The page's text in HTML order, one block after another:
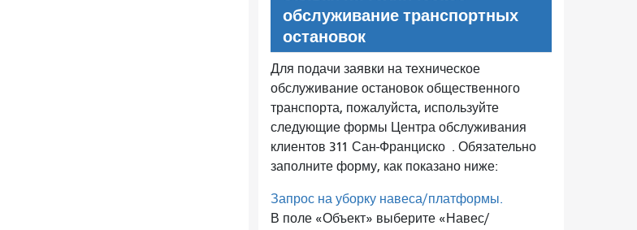
обслуживание транспортных
остановок
Для подачи заявки на техническое
обслуживание остановок общественного
транспорта, пожалуйста, используйте
следующие формы Центра обслуживания
клиентов 311 Сан-Франциско . Обязательно
заполните форму, как показано ниже:
Запрос на уборку навеса/платформы.
В поле «Объект» выберите «Навес/